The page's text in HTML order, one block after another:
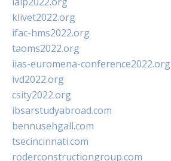
klivet2022.org
ifac-hms2022.org
taoms2022.org
iias-euromena-conference2022.org
ivd2022.org
csity2022.org
ibsarstudyabroad.com
bennusehgall.com
tsecincinnati.com
roderconstructiongroup.com